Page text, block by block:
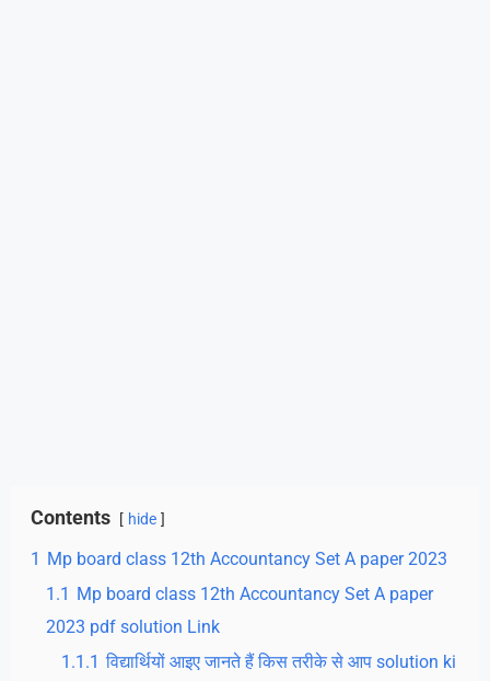
Contents hide
1
Mp board class 12th Accountancy Set A paper 2023
1.1
Mp board class 12th Accountancy Set A paper
2023 pdf solution Link
1.1.1 विद्यार्थियों आइए जानते हैं किस तरीके से आप solution ki